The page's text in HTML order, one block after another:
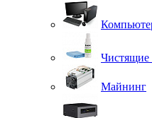
Чистящие
Майнинг